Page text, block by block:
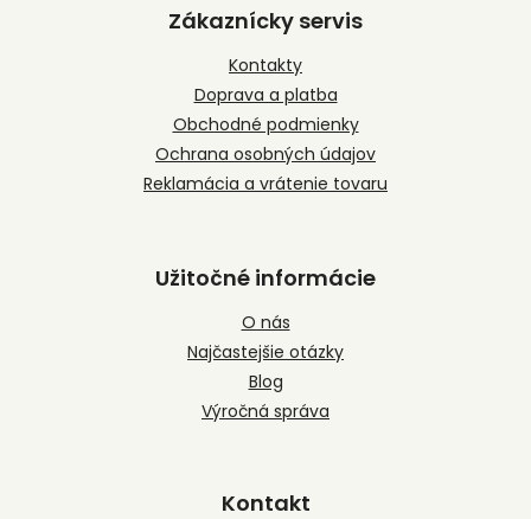
Zákaznícky servis
Kontakty
Doprava a platba
Obchodné podmienky
Ochrana osobných údajov
Reklamácia a vrátenie tovaru
Užitočné informácie
O nás
Najčastejšie otázky
Blog
Výročná správa
Kontakt